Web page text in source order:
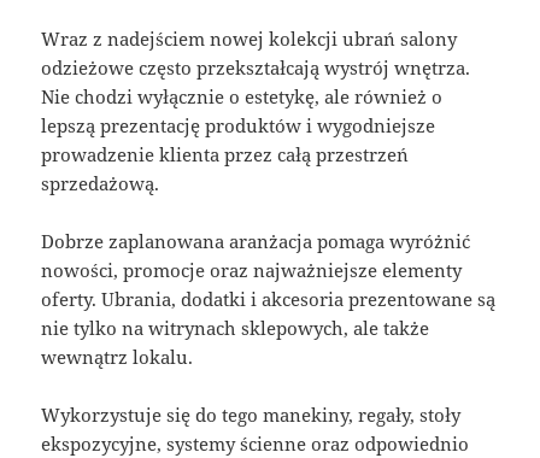
Wraz z nadejściem nowej kolekcji ubrań salony
odzieżowe często przekształcają wystrój wnętrza.
Nie chodzi wyłącznie o estetykę, ale również o
lepszą prezentację produktów i wygodniejsze
prowadzenie klienta przez całą przestrzeń
sprzedażową.
Dobrze zaplanowana aranżacja pomaga wyróżnić
nowości, promocje oraz najważniejsze elementy
oferty. Ubrania, dodatki i akcesoria prezentowane są
nie tylko na witrynach sklepowych, ale także
wewnątrz lokalu.
Wykorzystuje się do tego manekiny, regały, stoły
ekspozycyjne, systemy ścienne oraz odpowiednio